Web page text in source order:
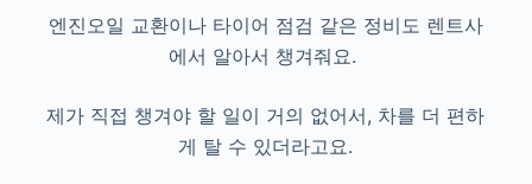
엔진오일 교환이나 타이어 점검 같은 정비도 렌트사
에서 알아서 챙겨줘요.
제가 직접 챙겨야 할 일이 거의 없어서, 차를 더 편하
게 탈 수 있더라고요.